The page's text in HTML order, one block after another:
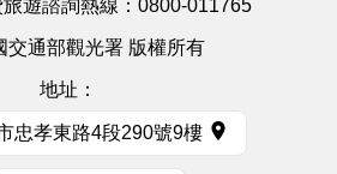
遊諮詢熱線： 0800-011765
交通部觀光署 版權所有
地址：
忠孝東路4段290號9樓